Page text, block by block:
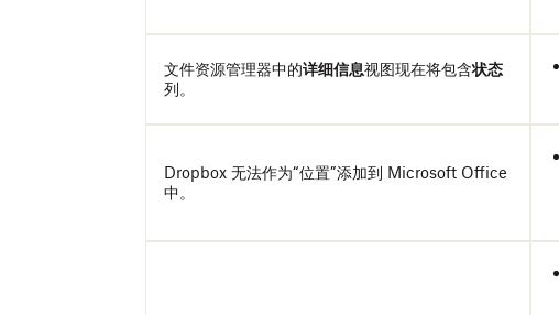
文件资源管理器中的详细信息视图现在将包含状态
列。
Dropbox 无法作为“位置”添加到 Microsoft Office
中。